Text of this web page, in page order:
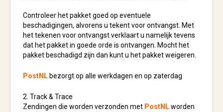
Controleer het pakket goed op eventuele
beschadigingen, alvorens u tekent voor ontvangst. Met
het tekenen voor ontvangst verklaart u namelijk tevens
dat het pakket in goede orde is ontvangen. Mocht het
pakket beschadigd zijn dan kunt u het pakket weigeren.
PostNL bezorgt op alle werkdagen en op zaterdag
2. Track & Trace
Zendingen die worden verzonden met PostNLworden